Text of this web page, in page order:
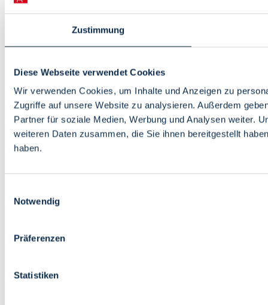
Zustimmung
Diese Webseite verwendet Cookies
Wir verwenden Cookies, um Inhalte und Anzeigen zu
Zugriffe auf unsere Website zu analysieren. Außerdem
Partner für soziale Medien, Werbung und Analysen weiter.
weiteren Daten zusammen, die Sie ihnen bereitgestellt
haben.
Notwendig
Präferenzen
Statistiken